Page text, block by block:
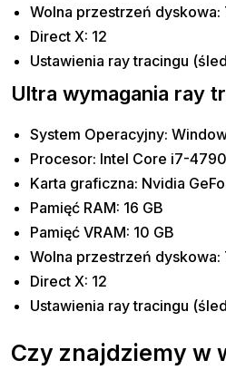
Wolna przestrzeń dyskowa:
Direct X: 12
Ustawienia ray tracingu
Ultra wymagania ray
System Operacyjny:
Procesor: Intel Core i7-
Karta graficzna: Nvidia
Pamięć RAM: 16 GB
Pamięć VRAM: 10 GB
Wolna przestrzeń dyskowa:
Direct X: 12
Ustawienia ray tracingu
Czy znajdziemy w